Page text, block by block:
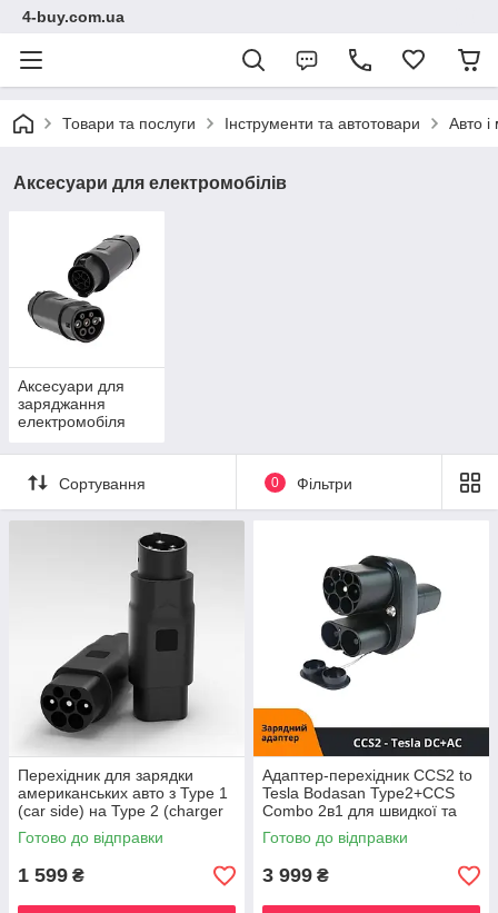
4-buy.com.ua
Товари та послуги Інструменти та автотовари Авто і
Аксесуари для електромобілів
Аксесуари для
заряджання
електромобіля
Сортування 0 Фільтри
Перехідник для зарядки
американських авто з Type 1
(car side) на Type 2 (charger
side) Bodasan, до 32А, 7.4
кВт (T1T2)
Готово до відправки
1 599 ₴
Адаптер-перехідник CCS2 to
Tesla Bodasan Type2+CCS
Combo 2в1 для швидкої та
домашньої зарядки AC/DC до
250 кВт (CCS2)
Готово до відправки
3 999 ₴